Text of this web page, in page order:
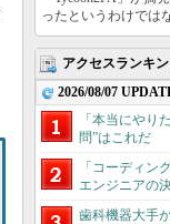
ったというわけでは
アクセスランキ
2026/08/07
「本当にやり
問”はこれだ
「コーディ
エンジニアの
歯科機器大手